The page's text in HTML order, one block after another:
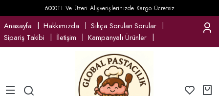
6000TL Ve Üzeri Alışverişlerinizde Kargo Ücretsiz
Anasayfa Hakkımızda
Sıkça Sorulan Sorular
Sipariş Takibi
İletişim Kampanyalı Ürünler